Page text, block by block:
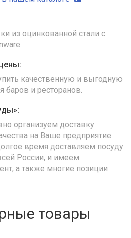
из оцинкованной стали с
качественную и выгодную
баров и ресторанов.
организуем доставку
на Ваше предприятие
время доставляем посуду
России, и имеем
а также многие позиции
товары